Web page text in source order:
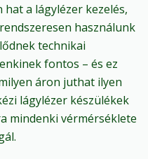
a lágylézer kezelés,
használunk
technikai
fontos – és ez
áron juthat ilyen
lágylézer készülékek
mindenki vérmérséklete